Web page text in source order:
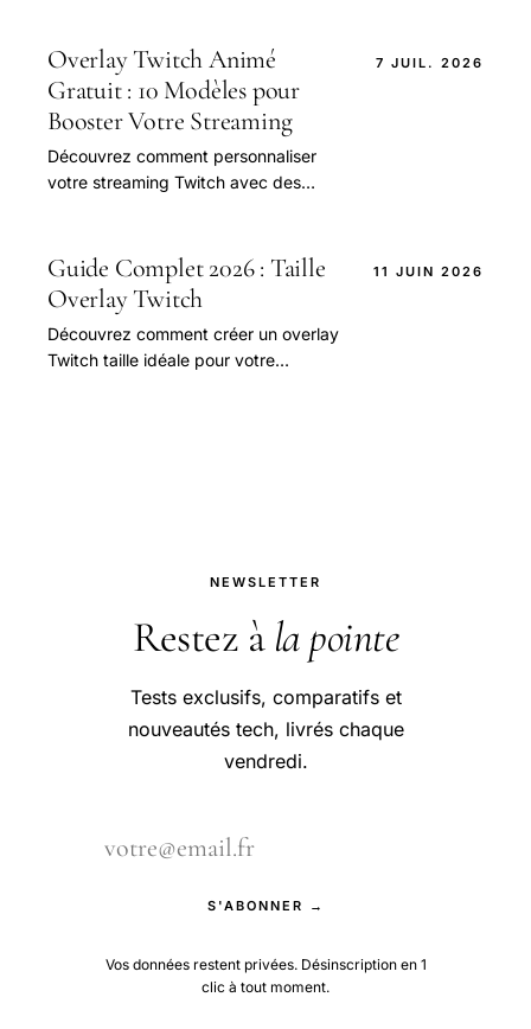
Overlay Twitch Animé
Gratuit : 10 Modèles pour
Booster Votre Streaming
Découvrez comment personnaliser
votre streaming Twitch avec des
améliorer votre expérience de
streaming et augmenter vos abonnés.
Téléchargez-les maintenant et
commencez à streamer comme un pro
!
7 JUIL. 2026
Guide Complet 2026 : Taille
Overlay Twitch
Découvrez comment créer un overlay
Twitch taille idéale pour votre
11 JUIN 2026
NEWSLETTER
Restez à la pointe
Tests exclusifs, comparatifs et
nouveautés tech, livrés chaque
vendredi.
S'ABONNER →
Vos données restent privées. Désinscription en 1
clic à tout moment.